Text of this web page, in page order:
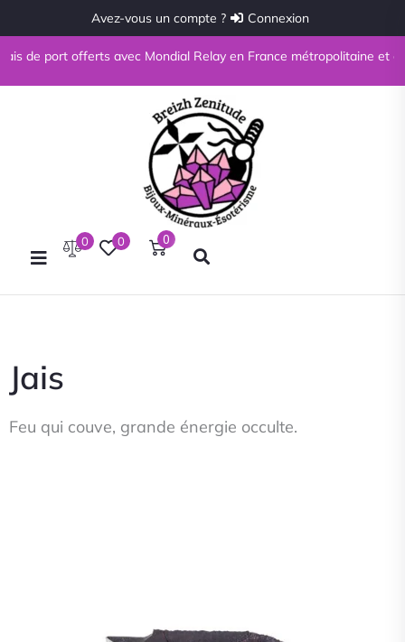
Avez-vous un compte ? Connexion
de port offerts avec Mondial Relay en France métropolitaine et en
0 0 0
Jais
Feu qui couve, grande énergie occulte.